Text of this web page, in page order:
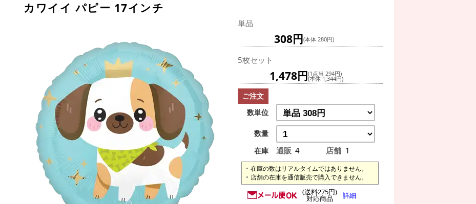
カワイイ パピー 17インチ
単品
308円(本体 280円)
5枚セット
1,478円(1点当 294円)
(本体 1,344円)
ご注文
数単位
数量
在庫
通販 4 店舗 1
在庫の数はリアルタイムではありません。
店舗の在庫を通信販売で購入できません。
(送料275円)
対応商品 詳細